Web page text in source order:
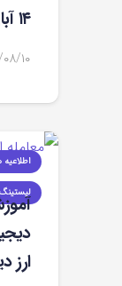
۱۴ آبان ۱۴۰۴
اطلاعیه
ارز